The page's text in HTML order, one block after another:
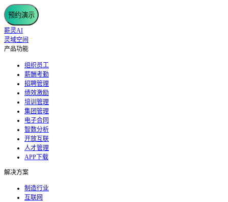
预约演示
薪灵AI
灵域空间
产品功能
组织员工
薪酬考勤
招聘管理
绩效激励
培训管理
集团管理
电子合同
智数分析
开放互联
人才管理
APP下载
解决方案
制造行业
互联网